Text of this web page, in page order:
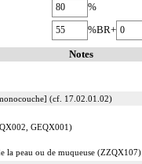
%
%BR+
Notes
(cf. 17.02.01.02)
GEQX001)
la peau ou de muqueuse (ZZQX107)